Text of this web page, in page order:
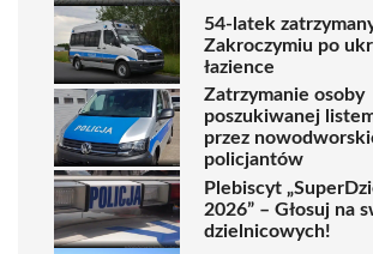
54-latek
Zakroczymiu po
łazience
Zatrzymanie osoby
poszukiwanej
przez
policjantów
Plebiscyt
2026” – Głosuj na
dzielnicowych!